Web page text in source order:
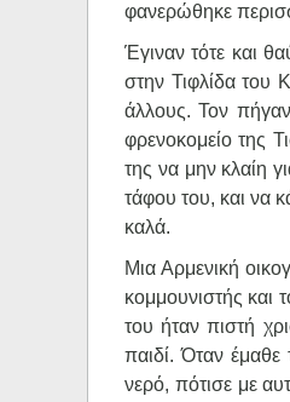
φανερώθηκε
Έγιναν τότε και
στην Τιφλίδα του
άλλους. Τον
φρενοκομείο της
της να μην κλαίη
τάφου του, και να
καλά.
Μια Αρμενική
κομμουνιστής και
του ήταν πιστή
παιδί. Όταν
νερό, πότισε με